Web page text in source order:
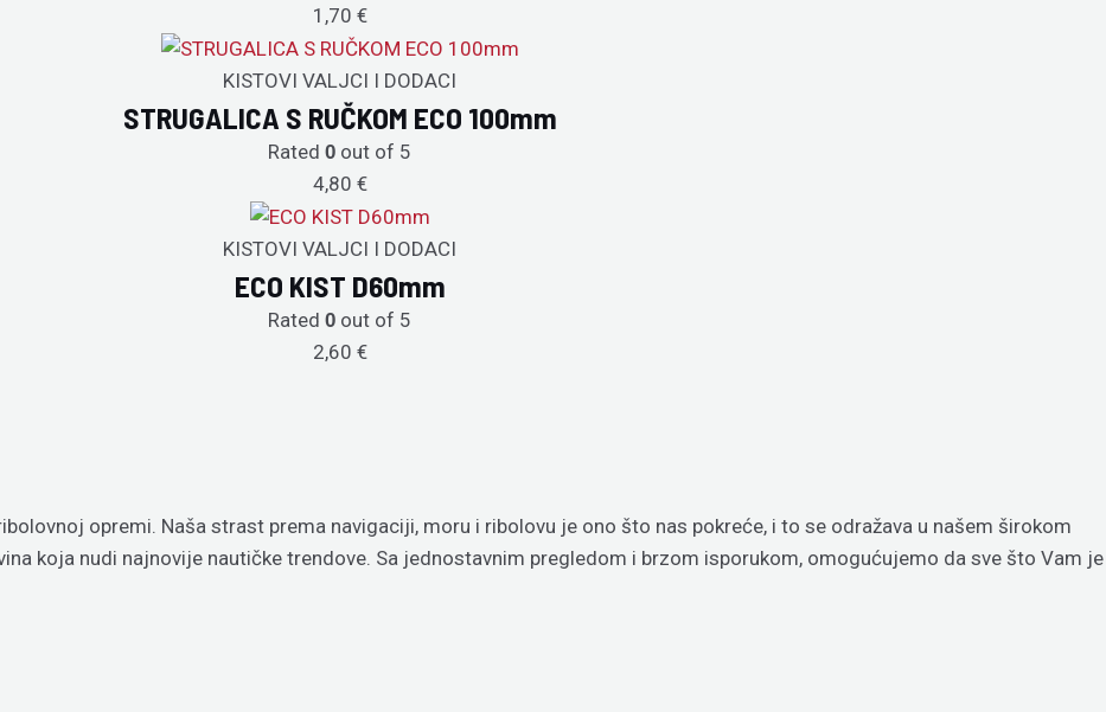
1,70 €
KISTOVI VALJCI I DODACI
STRUGALICA S RUČKOM ECO 100mm
Rated 0 out of 5
4,80 €
KISTOVI VALJCI I DODACI
ECO KIST D60mm
Rated 0 out of 5
2,60 €
opremi. Naša strast prema navigaciji, moru i ribolovu je ono što nas pokreće, i to se odražava u našem širokom
koja nudi najnovije nautičke trendove. Sa jednostavnim pregledom i brzom isporukom, omogućujemo da sve što Vam je